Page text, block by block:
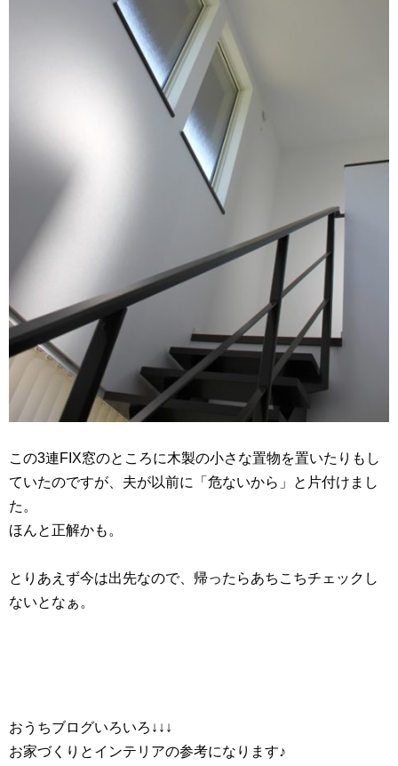
この3連FIX窓のところに木製の小さな置物を置いたりもし
ていたのですが、夫が以前に「危ないから」と片付けまし
た。
ほんと正解かも。
とりあえず今は出先なので、帰ったらあちこちチェックし
ないとなぁ。
おうちブログいろいろ↓↓↓
お家づくりとインテリアの参考になります♪